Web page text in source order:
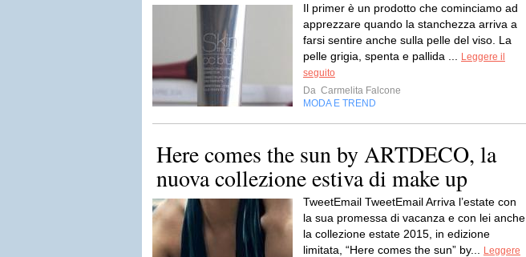
Il primer è un prodotto che cominciamo ad
apprezzare quando la stanchezza arriva a
farsi sentire anche sulla pelle del viso. La
pelle grigia, spenta e pallida ...
Leggere il
seguito
Da Carmelita Falcone
MODA E TREND
Here comes the sun by ARTDECO, la
nuova collezione estiva di make up
TweetEmail TweetEmail Arriva l’estate con
la sua promessa di vacanza e con lei anche
la collezione estate 2015, in edizione
limitata, “Here comes the sun” by...
Leggere